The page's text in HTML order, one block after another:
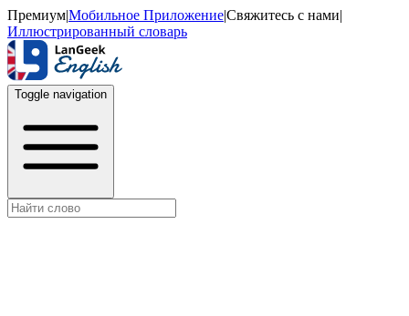
Премиум|Мобильное Приложение|Свяжитесь с нами|
Иллюстрированный словарь
Toggle navigation